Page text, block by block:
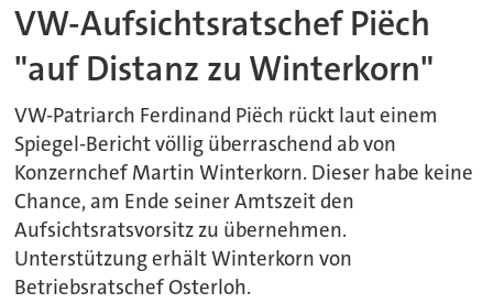
VW-Aufsichtsratschef Piëch
"auf Distanz zu Winterkorn"
VW-Patriarch Ferdinand Piëch rückt laut einem
Spiegel-Bericht völlig überraschend ab von
Konzernchef Martin Winterkorn. Dieser habe keine
Chance, am Ende seiner Amtszeit den
Aufsichtsratsvorsitz zu übernehmen.
Unterstützung erhält Winterkorn von
Betriebsratschef Osterloh.